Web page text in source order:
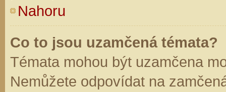
Nahoru
Co to jsou uzamčená témata?
Témata mohou být uzamčena
Nemůžete odpovídat na